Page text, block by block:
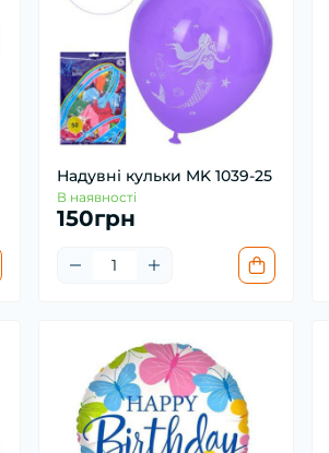
Надувні кульки MK 1039-25
В наявності
150грн